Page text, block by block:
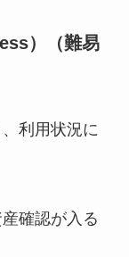
）（難易
利用状況に
確認が入る